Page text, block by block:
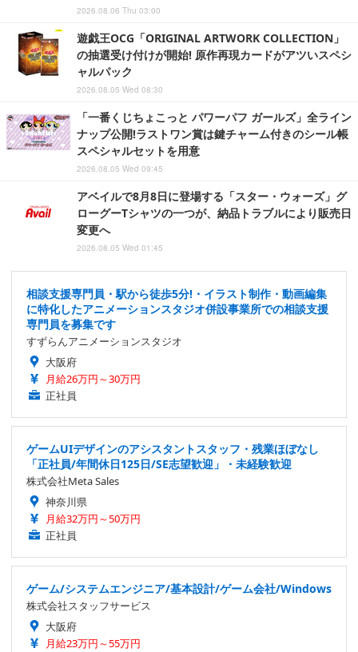
2026.08.06 Thu 03:00
遊戯王OCG「ORIGINAL ARTWORK COLLECTION」
の抽選受け付けが開始! 原作再現カードがアツいスペシ
ャルパック
2026.08.05 Wed 08:30
「一番くじちょこっと パワーパフ ガールズ」全ライン
ナップ公開!ラストワン賞は鍵チャーム付きのシール帳
スペシャルセットを用意
2026.08.05 Wed 09:45
アベイルで8月8日に登場する「スター・ウォーズ」グ
ローグーTシャツの一つが、納品トラブルにより販売日
変更へ
2026.08.05 Wed 01:45
相談支援専門員・駅から徒歩5分!・イラスト制作・動画編集
に特化したアニメーションスタジオ併設事業所での相談支援
専門員を募集です
すずらんアニメーションスタジオ
大阪府
月給26万円～30万円
正社員
ゲームUIデザインのアシスタントスタッフ・残業ほぼなし
「正社員/年間休日125日/SE志望歓迎」・未経験歓迎
株式会社Meta Sales
神奈川県
月給32万円～50万円
正社員
ゲーム/システムエンジニア/基本設計/ゲーム会社/Windows
株式会社スタッフサービス
大阪府
月給23万円～55万円